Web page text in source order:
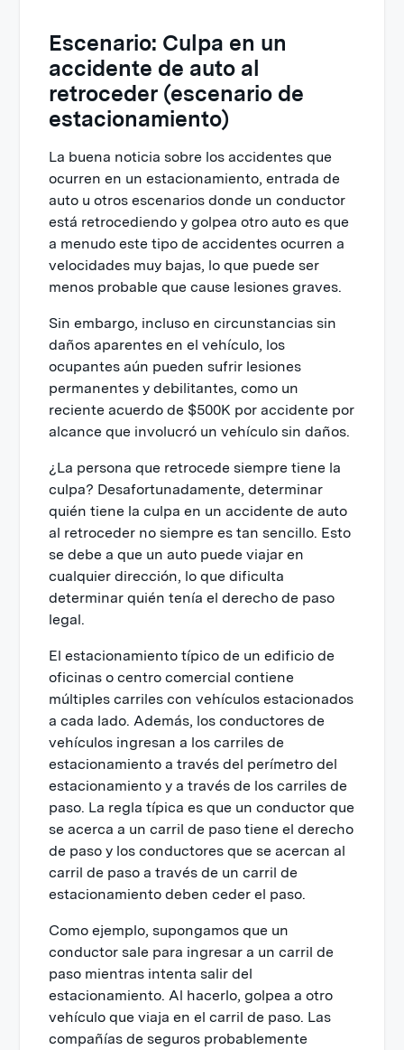
Escenario: Culpa en un
accidente de auto al
retroceder (escenario de
estacionamiento)
La buena noticia sobre los accidentes que
ocurren en un estacionamiento, entrada de
auto u otros escenarios donde un conductor
está retrocediendo y golpea otro auto es que
a menudo este tipo de accidentes ocurren a
velocidades muy bajas, lo que puede ser
menos probable que cause lesiones graves.
Sin embargo, incluso en circunstancias sin
daños aparentes en el vehículo, los
ocupantes aún pueden sufrir lesiones
permanentes y debilitantes, como un
reciente acuerdo de $500K por accidente por
alcance que involucró un vehículo sin daños.
¿La persona que retrocede siempre tiene la
culpa? Desafortunadamente, determinar
quién tiene la culpa en un accidente de auto
al retroceder no siempre es tan sencillo. Esto
se debe a que un auto puede viajar en
cualquier dirección, lo que dificulta
determinar quién tenía el derecho de paso
legal.
El estacionamiento típico de un edificio de
oficinas o centro comercial contiene
múltiples carriles con vehículos estacionados
a cada lado. Además, los conductores de
vehículos ingresan a los carriles de
estacionamiento a través del perímetro del
estacionamiento y a través de los carriles de
paso. La regla típica es que un conductor que
se acerca a un carril de paso tiene el derecho
de paso y los conductores que se acercan al
carril de paso a través de un carril de
estacionamiento deben ceder el paso.
Como ejemplo, supongamos que un
conductor sale para ingresar a un carril de
paso mientras intenta salir del
estacionamiento. Al hacerlo, golpea a otro
vehículo que viaja en el carril de paso. Las
compañías de seguros probablemente